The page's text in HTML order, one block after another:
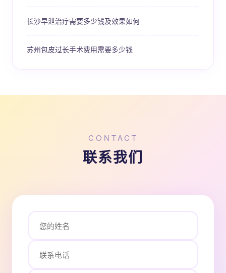
长沙早泄治疗需要多少钱及效果如何
苏州包皮过长手术费用需要多少钱
CONTACT
联系我们